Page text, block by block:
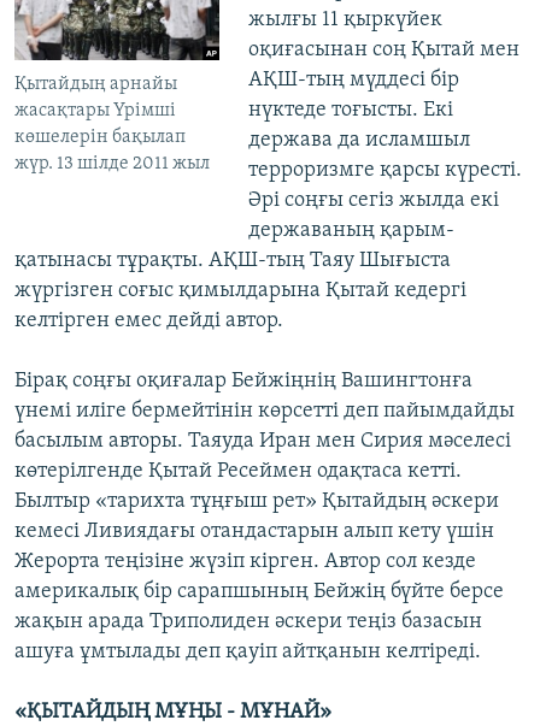
Қытайдың арнайы
жасақтары Үрімші
көшелерін бақылап
жүр. 13 шілде 2011 жыл
жылғы 11 қыркүйек
оқиғасынан соң Қытай мен
АҚШ-тың мүддесі бір
нүктеде тоғысты. Екі
держава да исламшыл
терроризмге қарсы күресті.
Әрі соңғы сегіз жылда екі
державаның қарым-
қатынасы тұрақты. АҚШ-тың Таяу Шығыста
жүргізген соғыс қимылдарына Қытай кедергі
келтірген емес дейді автор.
Бірақ соңғы оқиғалар Бейжіңнің Вашингтонға
үнемі иліге бермейтінін көрсетті деп пайымдайды
басылым авторы. Таяуда Иран мен Сирия мәселесі
көтерілгенде Қытай Ресеймен одақтаса кетті.
Былтыр «тарихта тұңғыш рет» Қытайдың әскери
кемесі Ливиядағы отандастарын алып кету үшін
Жерорта теңізіне жүзіп кірген. Автор сол кезде
америкалық бір сарапшының Бейжің бүйте берсе
жақын арада Триполиден әскери теңіз базасын
ашуға ұмтылады деп қауіп айтқанын келтіреді.
«ҚЫТАЙДЫҢ МҰҢЫ - МҰНАЙ»